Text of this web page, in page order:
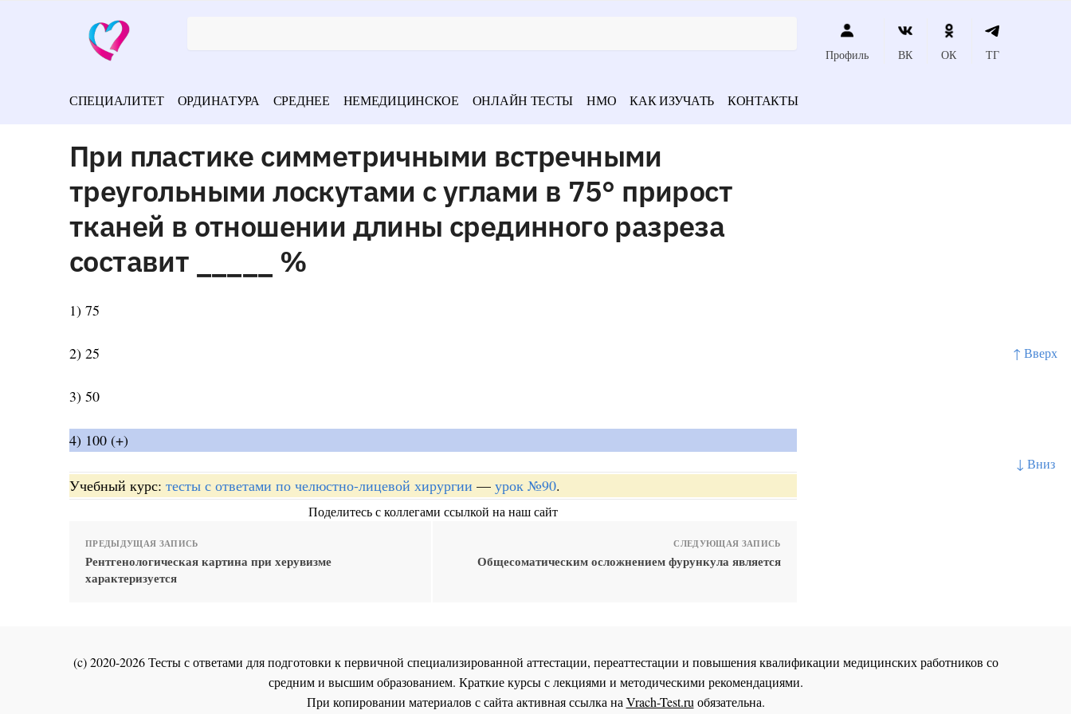
↑ Вверх
↓ Вниз
Профиль ВК ОК ТГ
СПЕЦИАЛИТЕТ ОРДИНАТУРА СРЕДНЕЕ НЕМЕДИЦИНСКОЕ ОНЛАЙН ТЕСТЫ НМО КАК ИЗУЧАТЬ КОНТАКТЫ
При пластике симметричными встречными
треугольными лоскутами с углами в 75° прирост
тканей в отношении длины срединного разреза
составит _____ %
1) 75
2) 25
3) 50
4) 100 (+)
Учебный курс: тесты с ответами по челюстно-лицевой хирургии — урок №90.
Поделитесь с коллегами ссылкой на наш сайт
ПРЕДЫДУЩАЯ ЗАПИСЬ
Рентгенологическая картина при херувизме
характеризуется
СЛЕДУЮЩАЯ ЗАПИСЬ
Общесоматическим осложнением фурункула является
(c) 2020-2026 Тесты с ответами для подготовки к первичной специализированной аттестации, переаттестации и повышения квалификации медицинских работников со
средним и высшим образованием. Краткие курсы с лекциями и методическими рекомендациями.
При копировании материалов с сайта активная ссылка наVrach-Test.ruобязательна.